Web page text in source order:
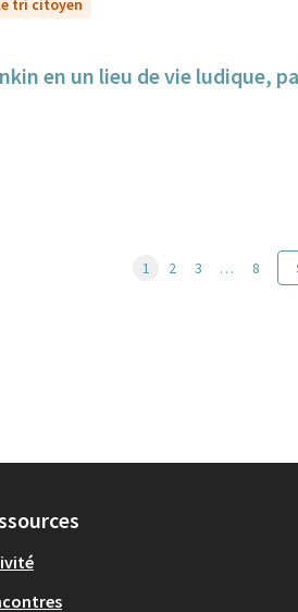
tri citoyen
en un lieu de vie ludique,
1 2 3 … 8